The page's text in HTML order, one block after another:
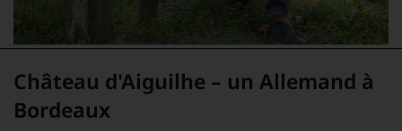
Château d'Aiguilhe – un Allemand à
Bordeaux